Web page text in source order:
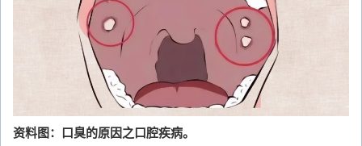
资料图：口臭的原因之口腔疾病。